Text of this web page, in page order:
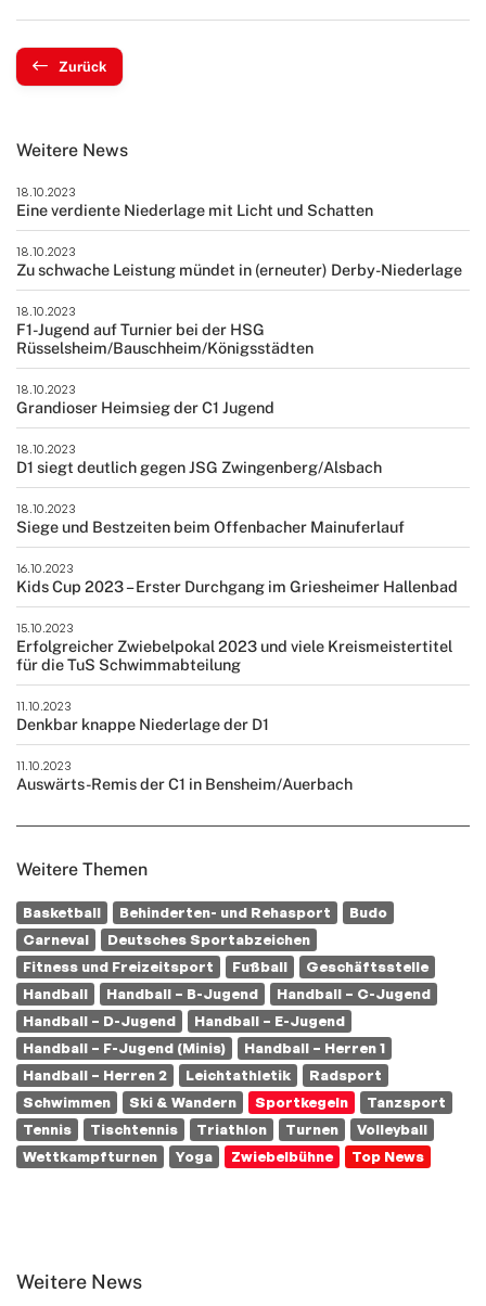
Zurück
Weitere News
18.10.2023
Eine verdiente Niederlage mit Licht und Schatten
18.10.2023
Zu schwache Leistung mündet in (erneuter) Derby-Niederlage
18.10.2023
F1-Jugend auf Turnier bei der HSG
Rüsselsheim/Bauschheim/Königsstädten
18.10.2023
Grandioser Heimsieg der C1 Jugend
18.10.2023
D1 siegt deutlich gegen JSG Zwingenberg/Alsbach
18.10.2023
Siege und Bestzeiten beim Offenbacher Mainuferlauf
16.10.2023
Kids Cup 2023 – Erster Durchgang im Griesheimer Hallenbad
15.10.2023
Erfolgreicher Zwiebelpokal 2023 und viele Kreismeistertitel
für die TuS Schwimmabteilung
11.10.2023
Denkbar knappe Niederlage der D1
11.10.2023
Auswärts-Remis der C1 in Bensheim/Auerbach
Weitere Themen
Basketball Behinderten- und Rehasport
Budo
Carneval
Deutsches Sportabzeichen
Fitness und Freizeitsport
Fußball
Geschäftsstelle
Handball
Handball – B-Jugend
Handball – C-Jugend
Handball – D-Jugend
Handball – E-Jugend
Handball – F-Jugend (Minis)
Handball – Herren 1
Handball – Herren 2
Leichtathletik
Radsport
Schwimmen
Ski & Wandern Sportkegeln
Tanzsport
Tennis
Tischtennis Triathlon Turnen
Volleyball
Wettkampfturnen
Yoga Zwiebelbühne Top News
Weitere News